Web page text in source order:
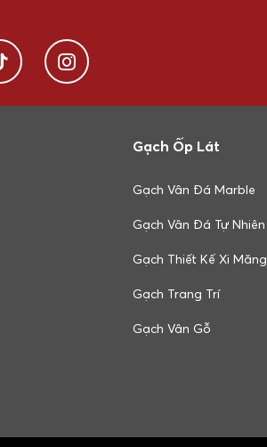
Gạch Ốp Lát
Gạch Vân Đá Marble
Gạch Vân Đá Tự Nhiên
Gạch Thiết Kế Xi Măng
Gạch Trang Trí
Gạch Vân Gỗ